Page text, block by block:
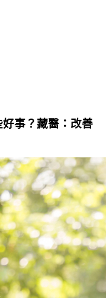
事？藏醫：改善